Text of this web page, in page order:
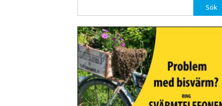
efter: